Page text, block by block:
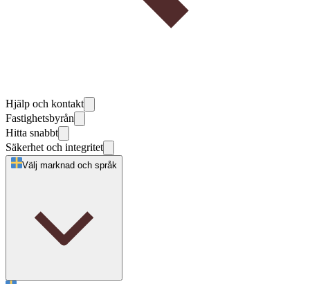
Hjälp och kontakt
Fastighetsbyrån
Hitta snabbt
Säkerhet och integritet
Välj marknad och språk